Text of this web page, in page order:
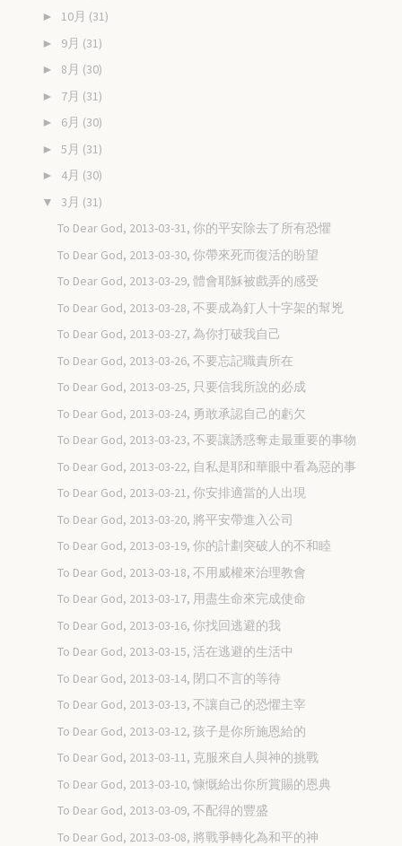
► 10月 (31)
► 9月 (31)
► 8月 (30)
► 7月 (31)
► 6月 (30)
► 5月 (31)
► 4月 (30)
▼ 3月 (31)
To Dear God, 2013-03-31, 你的平安除去了所有恐懼
To Dear God, 2013-03-30, 你帶來死而復活的盼望
To Dear God, 2013-03-29, 體會耶穌被戲弄的感受
To Dear God, 2013-03-28, 不要成為釘人十字架的幫兇
To Dear God, 2013-03-27, 為你打破我自己
To Dear God, 2013-03-26, 不要忘記職責所在
To Dear God, 2013-03-25, 只要信我所說的必成
To Dear God, 2013-03-24, 勇敢承認自己的虧欠
To Dear God, 2013-03-23, 不要讓誘惑奪走最重要的事物
To Dear God, 2013-03-22, 自私是耶和華眼中看為惡的事
To Dear God, 2013-03-21, 你安排適當的人出現
To Dear God, 2013-03-20, 將平安帶進入公司
To Dear God, 2013-03-19, 你的計劃突破人的不和睦
To Dear God, 2013-03-18, 不用威權來治理教會
To Dear God, 2013-03-17, 用盡生命來完成使命
To Dear God, 2013-03-16, 你找回逃避的我
To Dear God, 2013-03-15, 活在逃避的生活中
To Dear God, 2013-03-14, 閉口不言的等待
To Dear God, 2013-03-13, 不讓自己的恐懼主宰
To Dear God, 2013-03-12, 孩子是你所施恩給的
To Dear God, 2013-03-11, 克服來自人與神的挑戰
To Dear God, 2013-03-10, 慷慨給出你所賞賜的恩典
To Dear God, 2013-03-09, 不配得的豐盛
To Dear God, 2013-03-08, 將戰爭轉化為和平的神